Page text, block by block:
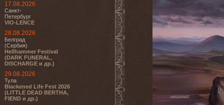
17.08.2026
Санкт-
Петербург
VIO-LENCE
28.08.2026
Белград
(Сербия)
Hellhammer Festival
(DARK FUNERAL,
DISCHARGE и др.)
29.08.2026
Тула
Blackened Life Fest 2026
(LITTLE DEAD BERTHA,
FIEND и др.)